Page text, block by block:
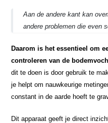
Aan de andere kant kan
andere problemen die even
Daarom is het essentieel om
controleren van de
dit te doen is door gebruik te
je helpt om nauwkeurige
constant in de aarde hoeft te
Dit apparaat geeft je direct